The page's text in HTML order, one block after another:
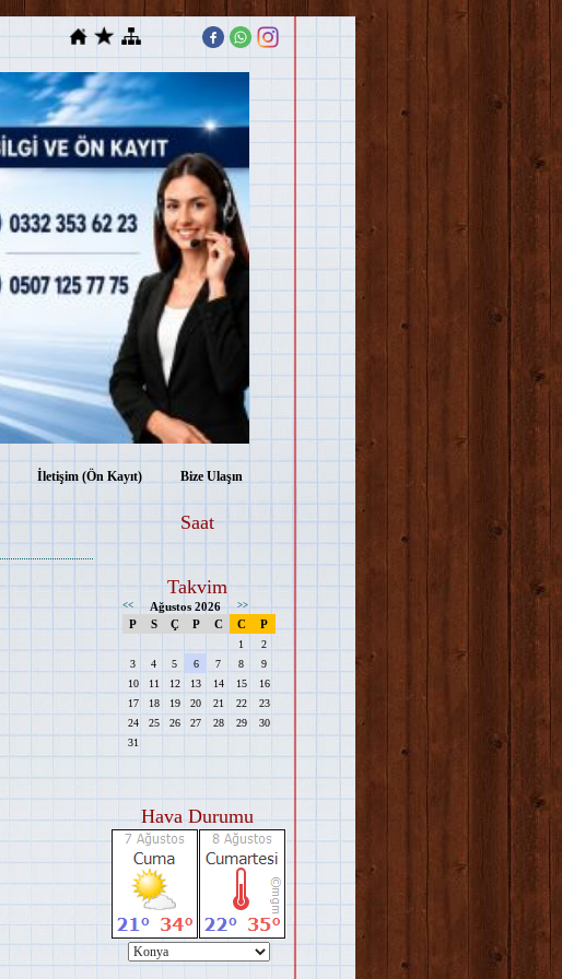
İletişim (Ön Kayıt) Bize Ulaşın
Saat
Takvim
<< Ağustos 2026 >>
P S Ç P C C P
1
2
3
4 5 6 7 8
9
10
11 12 13 14 15
16
17
18 19 20 21 22
23
24
25 26 27 28 29
30
31
Hava Durumu